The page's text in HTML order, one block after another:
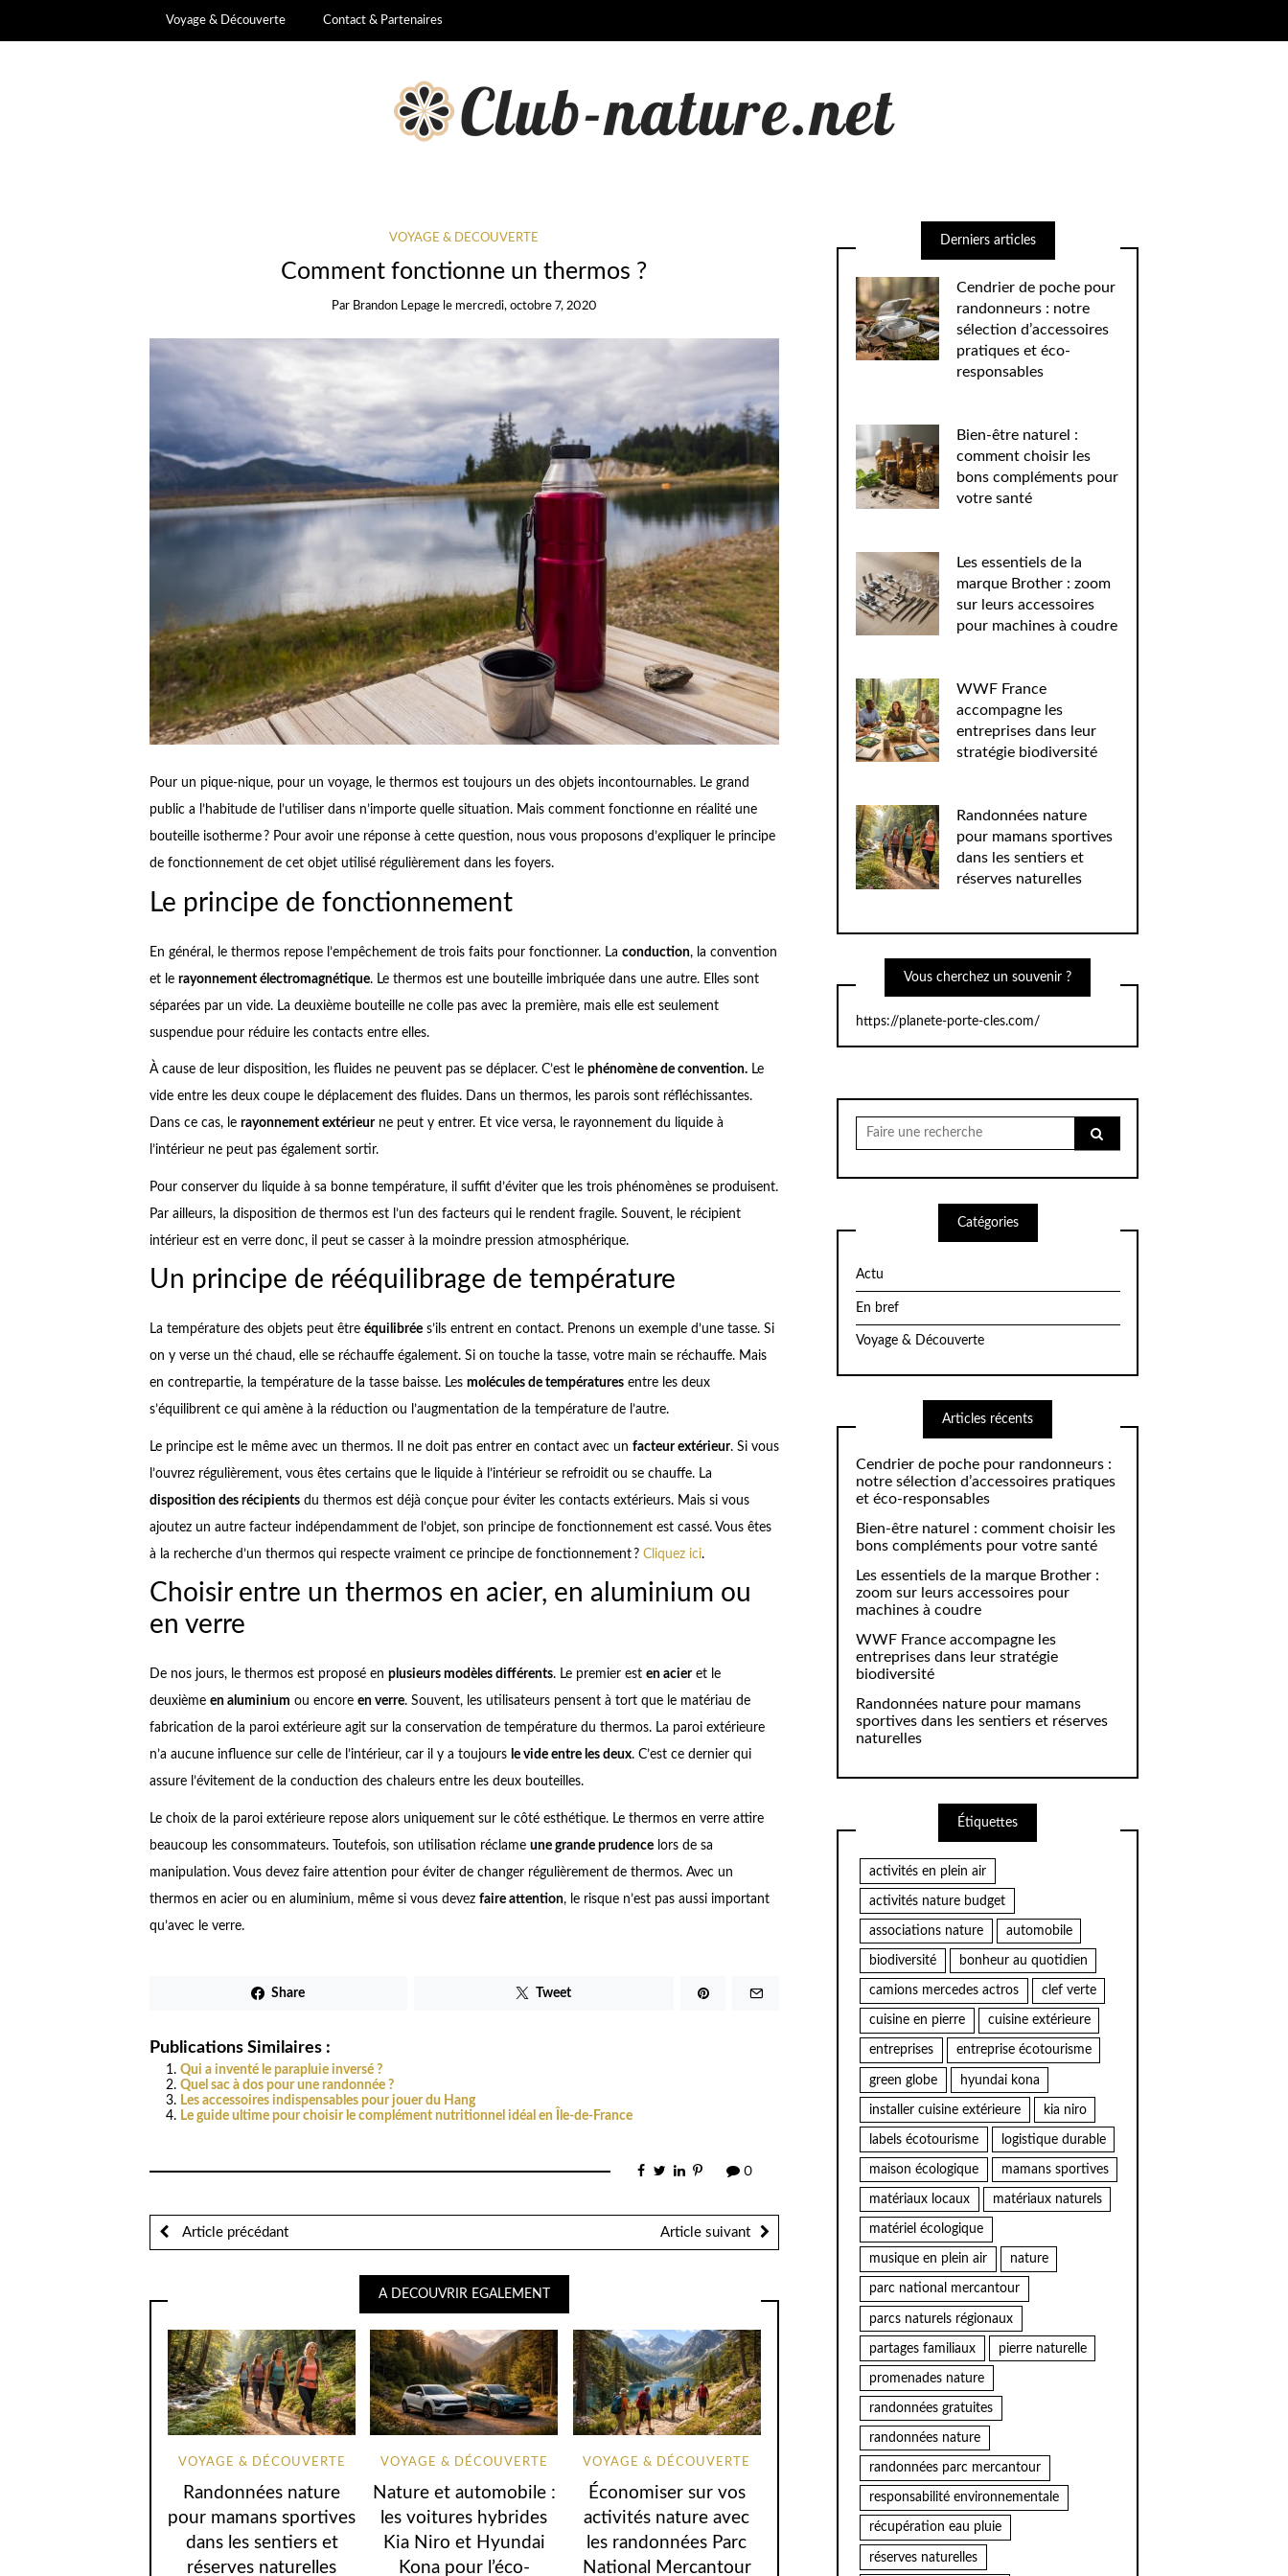
Voyage & Découverte Contact & Partenaires
VOYAGE & DÉCOUVERTE
Comment fonctionne un thermos ?
Par Brandon Lepage le mercredi, octobre 7, 2020
Pour un pique-nique, pour un voyage, le thermos est toujours un des objets incontournables. Le grand
public a l’habitude de l’utiliser dans n’importe quelle situation. Mais comment fonctionne en réalité une
bouteille isotherme ? Pour avoir une réponse à cette question, nous vous proposons d’expliquer le principe
de fonctionnement de cet objet utilisé régulièrement dans les foyers.
Le principe de fonctionnement
En général, le thermos repose l’empêchement de trois faits pour fonctionner. La conduction, la convention
et le rayonnement électromagnétique. Le thermos est une bouteille imbriquée dans une autre. Elles sont
séparées par un vide. La deuxième bouteille ne colle pas avec la première, mais elle est seulement
suspendue pour réduire les contacts entre elles.
À cause de leur disposition, les fluides ne peuvent pas se déplacer. C’est le phénomène de convention.Le
vide entre les deux coupe le déplacement des fluides. Dans un thermos, les parois sont réfléchissantes.
Dans ce cas, le rayonnement extérieurne peut y entrer. Et vice versa, le rayonnement du liquide à
l’intérieur ne peut pas également sortir.
Pour conserver du liquide à sa bonne température, il suffit d’éviter que les trois phénomènes se produisent.
Par ailleurs, la disposition de thermos est l’un des facteurs qui le rendent fragile. Souvent, le récipient
intérieur est en verre donc, il peut se casser à la moindre pression atmosphérique.
Un principe de rééquilibrage de température
La température des objets peut être équilibrées’ils entrent en contact. Prenons un exemple d’une tasse. Si
on y verse un thé chaud, elle se réchauffe également. Si on touche la tasse, votre main se réchauffe. Mais
en contrepartie, la température de la tasse baisse. Les molécules de températuresentre les deux
s’équilibrent ce qui amène à la réduction ou l’augmentation de la température de l’autre.
Le principe est le même avec un thermos. Il ne doit pas entrer en contact avec un facteur extérieur. Si vous
l’ouvrez régulièrement, vous êtes certains que le liquide à l’intérieur se refroidit ou se chauffe. La
disposition des récipientsdu thermos est déjà conçue pour éviter les contacts extérieurs. Mais si vous
ajoutez un autre facteur indépendamment de l’objet, son principe de fonctionnement est cassé. Vous êtes
à la recherche d’un thermos qui respecte vraiment ce principe de fonctionnement ? Cliquez ici.
Choisir entre un thermos en acier, en aluminium ou
en verre
De nos jours, le thermos est proposé en plusieurs modèles différents. Le premier est en acieret le
deuxième en aluminium ou encore en verre. Souvent, les utilisateurs pensent à tort que le matériau de
fabrication de la paroi extérieure agit sur la conservation de température du thermos. La paroi extérieure
n’a aucune influence sur celle de l’intérieur, car il y a toujours le vide entre les deux. C’est ce dernier qui
assure l’évitement de la conduction des chaleurs entre les deux bouteilles.
Le choix de la paroi extérieure repose alors uniquement sur le côté esthétique. Le thermos en verre attire
beaucoup les consommateurs. Toutefois, son utilisation réclame une grande prudencelors de sa
manipulation. Vous devez faire attention pour éviter de changer régulièrement de thermos. Avec un
thermos en acier ou en aluminium, même si vous devez faire attention, le risque n’est pas aussi important
qu’avec le verre.
Share Tweet
Publications Similaires :
Qui a inventé le parapluie inversé ?
Quel sac à dos pour une randonnée ?
Les accessoires indispensables pour jouer du Hang
Le guide ultime pour choisir le complément nutritionnel idéal en Île-de-France
0
Article précédant Article suivant
A DECOUVRIR EGALEMENT
VOYAGE & DÉCOUVERTE
Randonnées nature
pour mamans sportives
dans les sentiers et
réserves naturelles
VOYAGE & DÉCOUVERTE
Nature et automobile :
les voitures hybrides
Kia Niro et Hyundai
Kona pour l’éco-
VOYAGE & DÉCOUVERTE
Économiser sur vos
activités nature avec
les randonnées Parc
National Mercantour
Derniers articles
Cendrier de poche pour
randonneurs : notre
sélection d’accessoires
pratiques et éco-
responsables
Bien-être naturel :
comment choisir les
bons compléments pour
votre santé
Les essentiels de la
marque Brother : zoom
sur leurs accessoires
pour machines à coudre
WWF France
accompagne les
entreprises dans leur
stratégie biodiversité
Randonnées nature
pour mamans sportives
dans les sentiers et
réserves naturelles
Vous cherchez un souvenir ?
https://planete-porte-cles.com/
Chercher
pour:
Catégories
Actu
En bref
Voyage & Découverte
Articles récents
Cendrier de poche pour randonneurs :
notre sélection d’accessoires pratiques
et éco-responsables
Bien-être naturel : comment choisir les
bons compléments pour votre santé
Les essentiels de la marque Brother :
zoom sur leurs accessoires pour
machines à coudre
WWF France accompagne les
entreprises dans leur stratégie
biodiversité
Randonnées nature pour mamans
sportives dans les sentiers et réserves
naturelles
Étiquettes
activités en plein air
activités nature budget
associations nature automobile
biodiversité bonheur au quotidien
camions mercedes actros clef verte
cuisine en pierre cuisine extérieure
entreprises entreprise écotourisme
green globe hyundai kona
installer cuisine extérieure kia niro
labels écotourisme logistique durable
maison écologique mamans sportives
matériaux locaux matériaux naturels
matériel écologique
musique en plein air nature
parc national mercantour
parcs naturels régionaux
partages familiaux pierre naturelle
promenades nature
randonnées gratuites
randonnées nature
randonnées parc mercantour
responsabilité environnementale
récupération eau pluie
réserves naturelles